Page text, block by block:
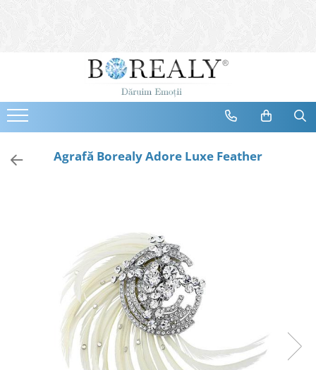
Bijuterii
Cercei
Bratari
Coliere
Bijuterii Copii
Bijuterii Mirese
Cele mai noi
Cele mai vandute
Agrafă Borealy Adore Luxe Feather